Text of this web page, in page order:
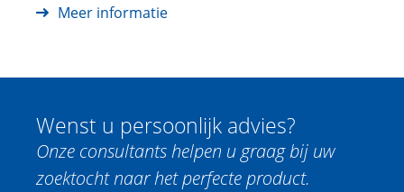
Meer informatie
Wenst u persoonlijk advies?
Onze consultants helpen u graag bij uw
zoektocht naar het perfecte product.